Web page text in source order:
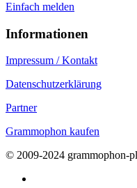
Einfach melden
Informationen
Impressum / Kontakt
Datenschutzerklärung
Partner
Grammophon kaufen
© 2009-2024 grammophon-